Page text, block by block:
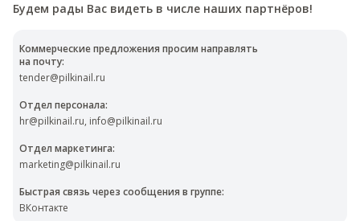
Будем рады Вас видеть в числе наших партнёров!
Коммерческие предложения просим направлять
на почту:
tender@pilkinail.ru
Отдел персонала:
hr@pilkinail.ru, info@pilkinail.ru
Отдел маркетинга:
marketing@pilkinail.ru
Быстрая связь через сообщения в группе:
ВКонтакте